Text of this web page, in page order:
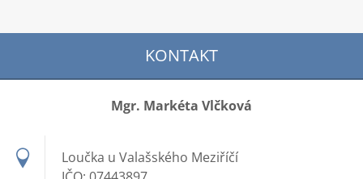
KONTAKT
Mgr. Markéta Vlčková
Loučka u Valašského Meziříčí